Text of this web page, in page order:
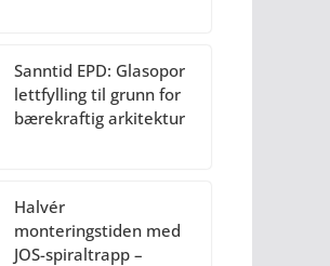
Sanntid EPD: Glasopor
lettfylling til grunn for
bærekraftig arkitektur
Halvér
monteringstiden med
JOS-spiraltrapp –